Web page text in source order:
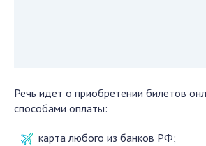
Речь идет о приобретении билетов
способами оплаты:
карта любого из банков РФ;